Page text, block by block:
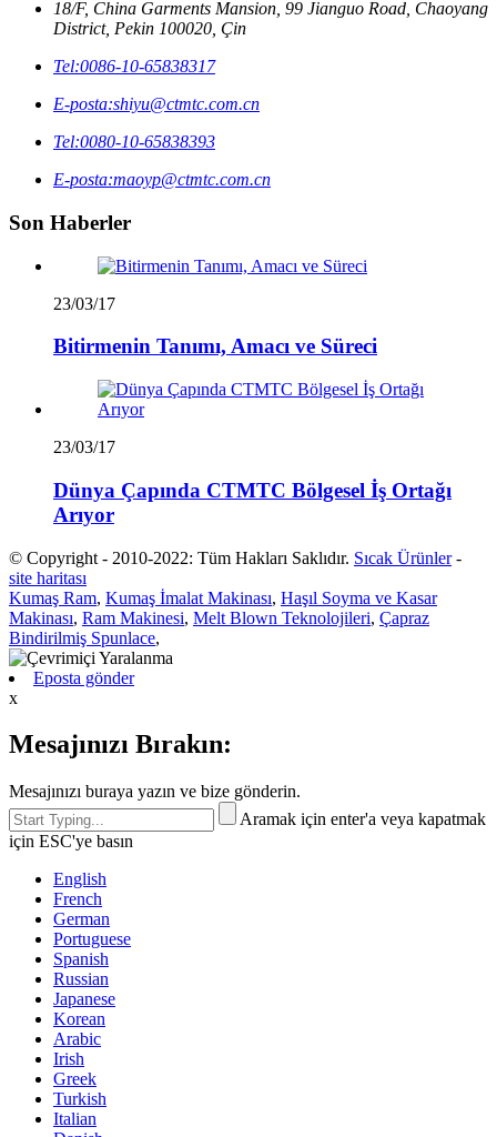
18/F, China Garments Mansion, 99 Jianguo Road, Chaoyang
District, Pekin 100020, Çin
Tel:0086-10-65838317
E-posta:shiyu@ctmtc.com.cn
Tel:0080-10-65838393
E-posta:maoyp@ctmtc.com.cn
Son Haberler
23/03/17
Bitirmenin Tanımı, Amacı ve Süreci
23/03/17
Dünya Çapında CTMTC Bölgesel İş Ortağı
Arıyor
© Copyright - 2010-2022: Tüm Hakları Saklıdır. Sıcak Ürünler-
site haritası
Kumaş Ram, Kumaş İmalat Makinası, Haşıl Soyma ve Kasar
Makinası, Ram Makinesi, Melt Blown Teknolojileri, Çapraz
Bindirilmiş Spunlace,
Eposta gönder
x
Mesajınızı Bırakın:
Mesajınızı buraya yazın ve bize gönderin.
Aramak için enter'a veya kapatmak
için ESC'ye basın
English
French
German
Portuguese
Spanish
Russian
Japanese
Korean
Arabic
Irish
Greek
Turkish
Italian